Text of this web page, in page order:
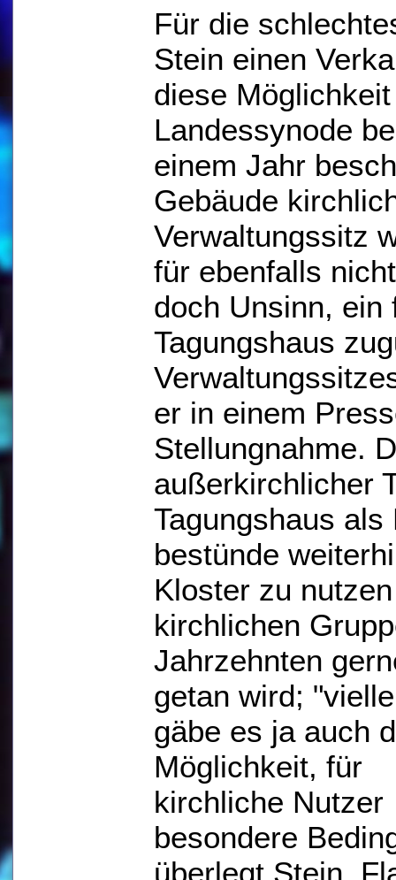
Für die
Stein einen
diese
Landessynode
einem Jahr
Gebäude
Verwaltungssitz
für ebenfalls
doch Unsinn, ein
Tagungshaus
er in einem
Stellungnahme.
außerkirchlicher
Tagungshaus
bestünde
Kloster zu
kirchlichen
Jahrzehnten
getan wird;
gäbe es ja auch
Möglichkeit, für
kirchliche Nutzer
besondere
überlegt Stein.